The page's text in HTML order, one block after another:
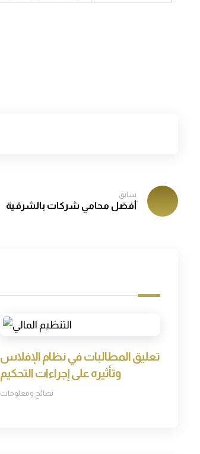
سابق
أفضل محامي شركات بالشرقية
تعليق المطالبات في نظام الإفلاس
وتأثيره على إجراءات التحكيم
نصائح ومعلومات